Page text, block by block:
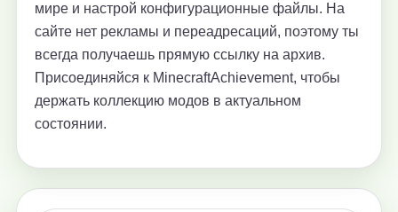
мире и настрой конфигурационные файлы. На
сайте нет рекламы и переадресаций, поэтому ты
всегда получаешь прямую ссылку на архив.
Присоединяйся к MinecraftAchievement, чтобы
держать коллекцию модов в актуальном
состоянии.